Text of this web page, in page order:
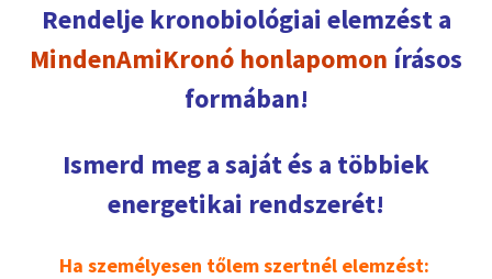
Rendelje kronobiológiai elemzést a
MindenAmiKronó honlapomon írásos
formában!
Ismerd meg a saját és a többiek
energetikai rendszerét!
Ha személyesen tőlem szertnél elemzést: